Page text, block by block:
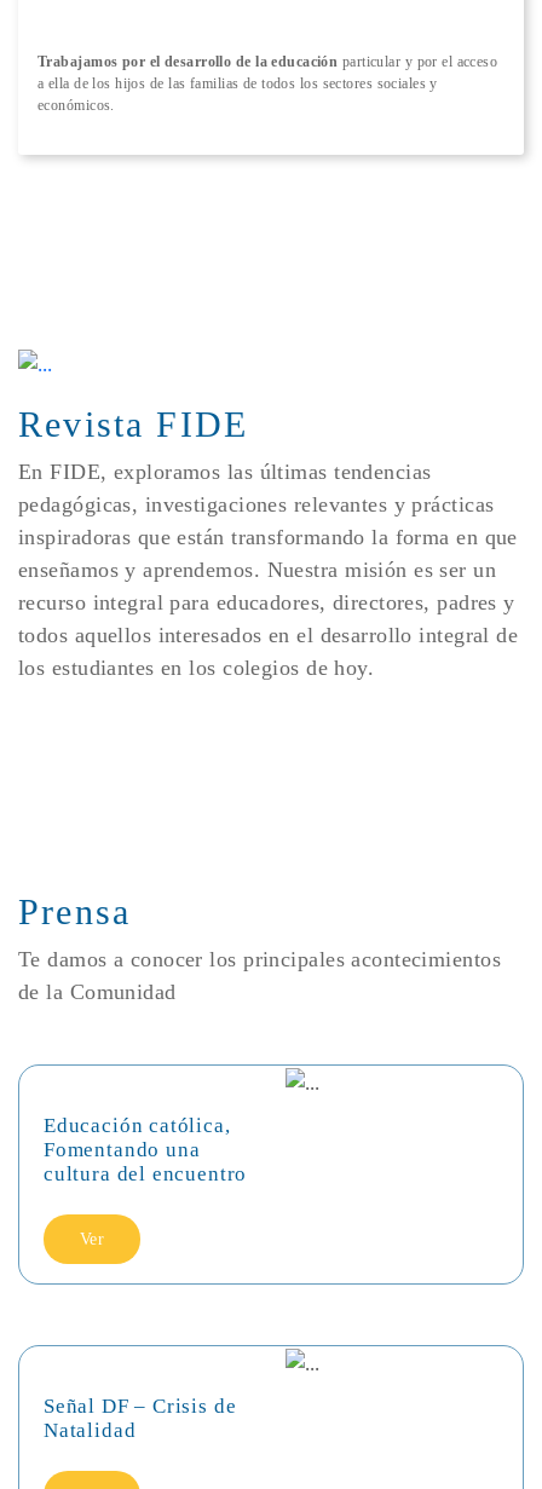
Trabajamos por el desarrollo de la educación particular y por el acceso
a ella de los hijos de las familias de todos los sectores sociales y
económicos.
Revista FIDE
En FIDE, exploramos las últimas tendencias
pedagógicas, investigaciones relevantes y prácticas
inspiradoras que están transformando la forma en que
enseñamos y aprendemos. Nuestra misión es ser un
recurso integral para educadores, directores, padres y
todos aquellos interesados en el desarrollo integral de
los estudiantes en los colegios de hoy.
Prensa
Te damos a conocer los principales acontecimientos
de la Comunidad
Educación católica,
Fomentando una
cultura del encuentro
Ver
Señal DF – Crisis de
Natalidad